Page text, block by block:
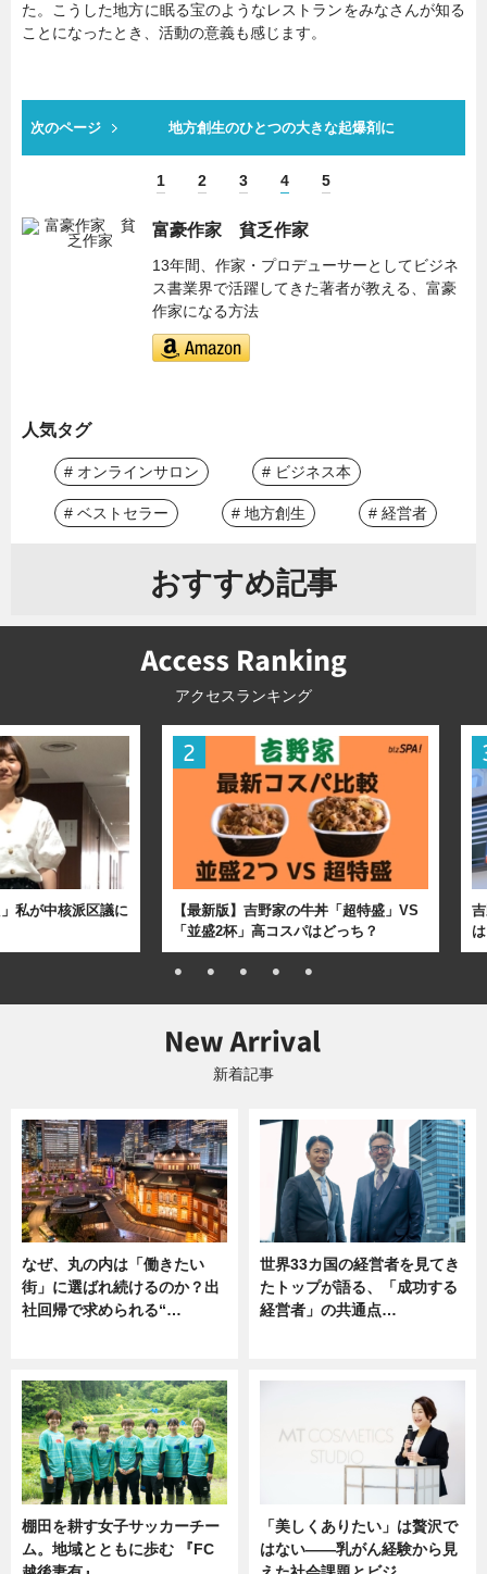
た。こうした地方に眠る宝のようなレストランをみなさんが知る
ことになったとき、活動の意義も感じます。
次のページ 地方創生のひとつの大きな起爆剤に
1 2 3 4 5
富豪作家 貧乏作家
13年間、作家・プロデューサーとしてビジネ
ス書業界で活躍してきた著者が教える、富豪
作家になる方法
人気タグ
# オンラインサロン # ビジネス本
# ベストセラー # 地方創生 # 経営者
おすすめ記事
アクセスランキング
私が中核派区議に
【最新版】吉野家の牛丼「超特盛」VS
「並盛2杯」高コスパはどっち？
新着記事
なぜ、丸の内は「働きたい
街」に選ばれ続けるのか？出
社回帰で求められる“…
世界33カ国の経営者を見てき
たトップが語る、「成功する
経営者」の共通点…
棚田を耕す女子サッカーチー
ム。地域とともに歩む 『FC
「美しくありたい」は贅沢で
はない――乳がん経験から見